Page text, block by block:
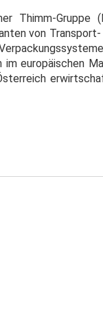
Thimm-Gruppe
von
europäischen